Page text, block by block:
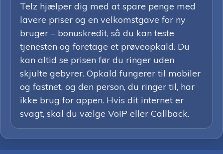
Telz hjælper dig med at spare penge med
lavere priser og en velkomstgave for ny
bruger – bonuskredit, så du kan teste
tjenesten og foretage et prøveopkald. Du
kan altid se prisen før du ringer uden
skjulte gebyrer. Opkald fungerer til mobiler
og fastnet, og den person, du ringer til, har
ikke brug for appen. Hvis dit internet er
svagt, skal du vælge VoIP eller Callback.